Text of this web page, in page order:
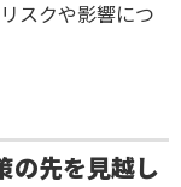
スクや影響につ
の先を見越し